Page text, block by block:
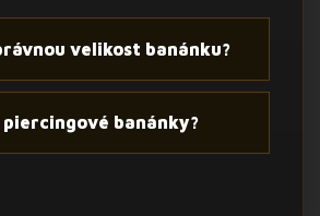
velikost banánku?
banánky?